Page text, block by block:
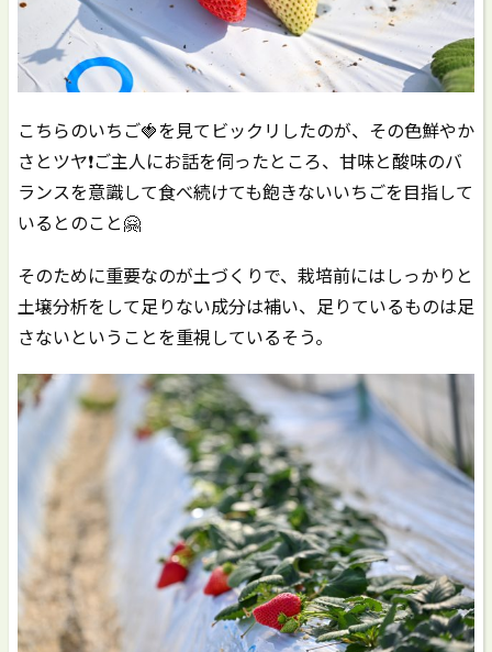
こちらのいちご🍓を見てビックリしたのが、その色鮮やか
さとツヤ❗️ご主人にお話を伺ったところ、甘味と酸味のバ
ランスを意識して食べ続けても飽きないいちごを目指して
いるとのこと🤗
そのために重要なのが土づくりで、栽培前にはしっかりと
土壌分析をして足りない成分は補い、足りているものは足
さないということを重視しているそう。